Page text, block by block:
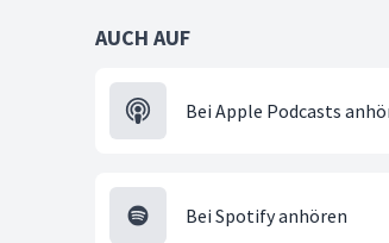
AUCH AUF
Bei Apple Podcasts
Bei Spotify anhören